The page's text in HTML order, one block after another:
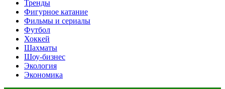
Тренды
Фигурное катание
Фильмы и сериалы
Футбол
Хоккей
Шахматы
Шоу-бизнес
Экология
Экономика